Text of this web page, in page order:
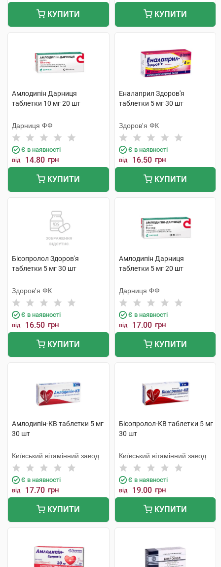
КУПИТИ КУПИТИ
Амлодипін Дарниця
таблетки 10 мг 20 шт
Дарниця ФФ
Є в наявності
від 14.80 грн
КУПИТИ
Еналаприл Здоров'я
таблетки 5 мг 30 шт
Здоров'я ФК
Є в наявності
від 16.50 грн
КУПИТИ
Бісопролол Здоров'я
таблетки 5 мг 30 шт
Здоров'я ФК
Є в наявності
від 16.50 грн
КУПИТИ
Амлодипін Дарниця
таблетки 5 мг 20 шт
Дарниця ФФ
Є в наявності
від 17.00 грн
КУПИТИ
Амлодипін-КВ таблетки 5 мг
30 шт
Київський вітамінний завод
Є в наявності
від 17.70 грн
КУПИТИ
Бісопролол-КВ таблетки 5 мг
30 шт
Київський вітамінний завод
Є в наявності
від 19.00 грн
КУПИТИ